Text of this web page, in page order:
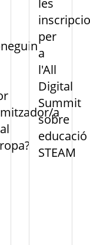
a
les
per
a
l'All
Digital
Summit
sobre
educació
STEAM